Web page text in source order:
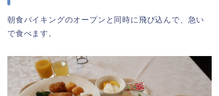
朝食バイキングのオープンと同時に飛び込んで、急い
で食べます。